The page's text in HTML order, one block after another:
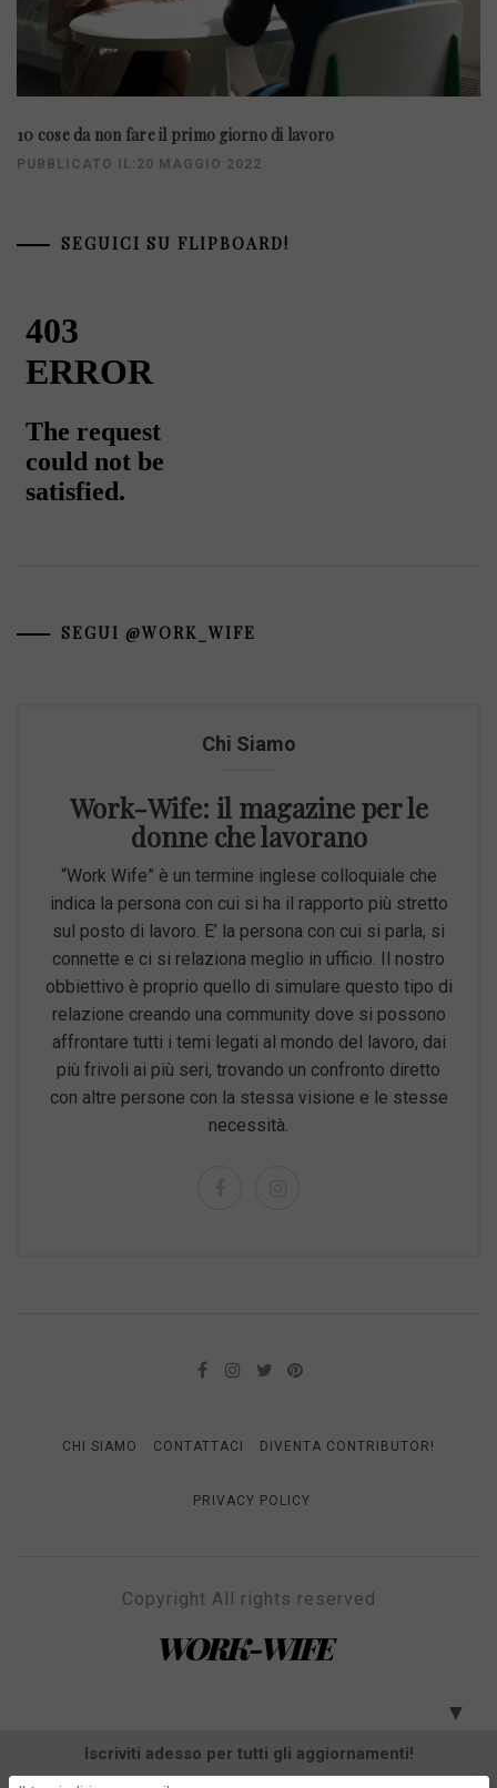
10 cose da non fare il primo giorno di lavoro
PUBBLICATO IL:20 MAGGIO 2022
SEGUICI SU FLIPBOARD!
SEGUI @WORK_WIFE
Chi Siamo
Work-Wife: il magazine per le
donne che lavorano
“Work Wife” è un termine inglese colloquiale che
indica la persona con cui si ha il rapporto più stretto
sul posto di lavoro. E’ la persona con cui si parla, si
connette e ci si relaziona meglio in ufficio. Il nostro
obbiettivo è proprio quello di simulare questo tipo di
relazione creando una community dove si possono
affrontare tutti i temi legati al mondo del lavoro, dai
più frivoli ai più seri, trovando un confronto diretto
con altre persone con la stessa visione e le stesse
necessità.
CHI SIAMO CONTATTACI DIVENTA CONTRIBUTOR!
PRIVACY POLICY
Copyright All rights reserved
WORK-WIFE
▼
Iscriviti adesso per tutti gli aggiornamenti!